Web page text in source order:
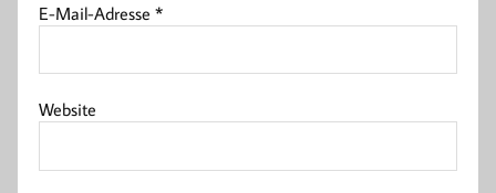
E-Mail-Adresse*
Website